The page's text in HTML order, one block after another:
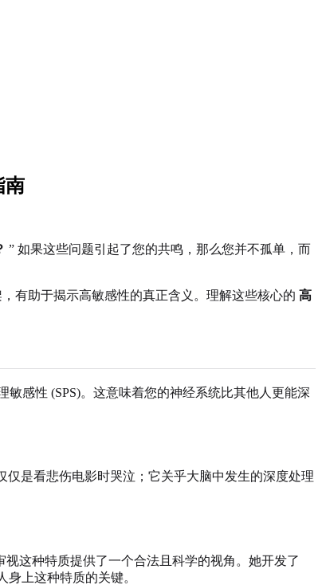
南
” 如果这些问题引起了您的共鸣，那么您并不孤单，而
有助于揭示高敏感性的真正含义。理解这些核心的 高
感性 (SPS)。这意味着您的神经系统比其他人更能深
是看悲伤电影时哭泣；它关乎大脑中发生的深度处理
视这种特质提供了一个合法且科学的视角。她开发了
上这种特质的关键。